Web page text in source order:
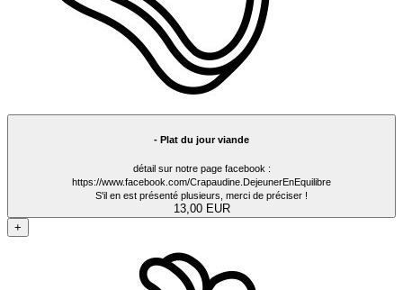
- Plat du jour viande
détail sur notre page facebook :
https://www.facebook.com/Crapaudine.DejeunerEnEquilibre
S'il en est présenté plusieurs, merci de préciser !
13,00 EUR
+